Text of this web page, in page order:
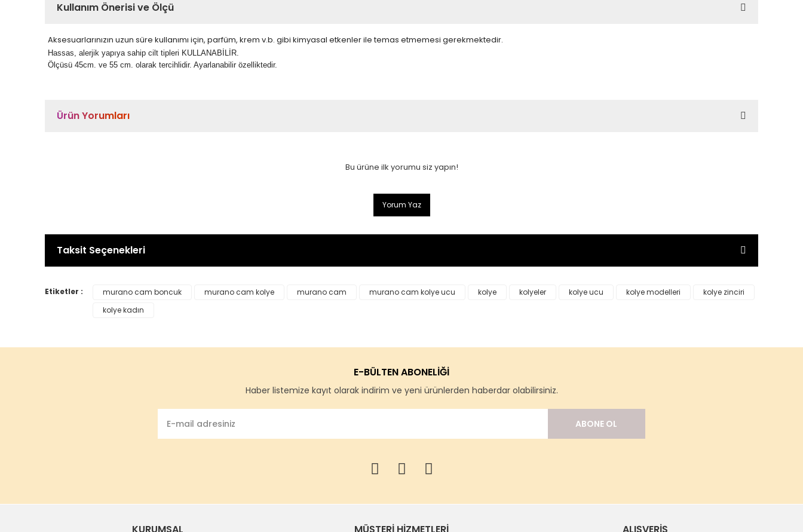
Kullanım Önerisi ve Ölçü
Aksesuarlarınızın uzun süre kullanımı için, parfüm, krem v.b. gibi kimyasal etkenler ile temas etmemesi gerekmektedir.
Hassas, alerjik yapıya sahip cilt tipleri KULLANABİLİR.
Ölçüsü 45cm. ve 55 cm. olarak tercihlidir. Ayarlanabilir özelliktedir.
Ürün Yorumları
Bu ürüne ilk yorumu siz yapın!
Yorum Yaz
Taksit Seçenekleri
Etiketler : murano cam boncuk murano cam kolye murano cam murano cam kolye ucu kolye kolyeler kolye ucu kolye modelleri
kolye zinciri
kolye kadın
E-BÜLTEN ABONELİĞİ
Haber listemize kayıt olarak indirim ve yeni ürünlerden haberdar olabilirsiniz.
ABONE OL